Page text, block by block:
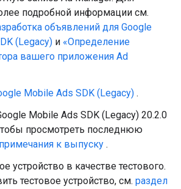
подробной информации см.
объявлений для Google
(Legacy) и «Определение
вашего приложения Ad
Mobile Ads SDK (Legacy) .
Mobile Ads SDK (Legacy) 20.2.0
просмотреть последнюю
примечания к выпуску .
устройство в качестве тестового.
тестовое устройство, см. раздел